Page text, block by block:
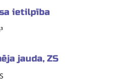
ietilpība
jauda, ZS